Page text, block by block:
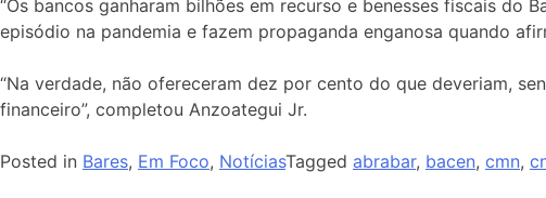
“Os bancos ganharam bilhões em recurso e benesses fiscais do
episódio na pandemia e fazem propaganda enganosa quando
“Na verdade, não ofereceram dez por cento do que deveriam,
financeiro”, completou Anzoategui Jr.
Posted in Bares, Em Foco, NotíciasTagged abrabar, bacen, cmn,